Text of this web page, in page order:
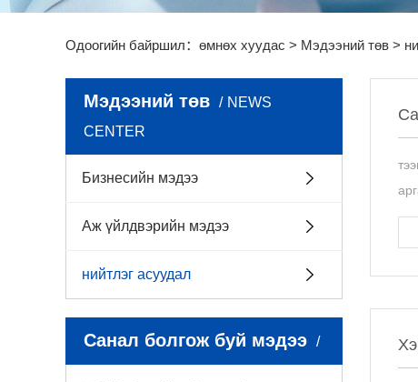
Одоогийн байршил： өмнөх хуудас > Мэдээний төв >
Мэдээний төв
NEWS
CENTER
Бизнесийн мэдээ
Аж үйлдвэрийн мэдээ
нийтлэг асуудал
Санал болгож буй мэдээ